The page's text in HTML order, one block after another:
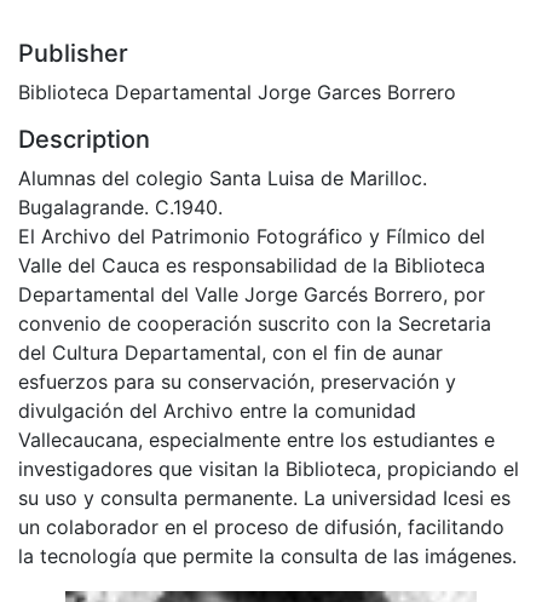
Publisher
Biblioteca Departamental Jorge Garces Borrero
Description
Alumnas del colegio Santa Luisa de Marilloc.
Bugalagrande. C.1940.
El Archivo del Patrimonio Fotográfico y Fílmico del
Valle del Cauca es responsabilidad de la Biblioteca
Departamental del Valle Jorge Garcés Borrero, por
convenio de cooperación suscrito con la Secretaria
del Cultura Departamental, con el fin de aunar
esfuerzos para su conservación, preservación y
divulgación del Archivo entre la comunidad
Vallecaucana, especialmente entre los estudiantes e
investigadores que visitan la Biblioteca, propiciando el
su uso y consulta permanente. La universidad Icesi es
un colaborador en el proceso de difusión, facilitando
la tecnología que permite la consulta de las imágenes.